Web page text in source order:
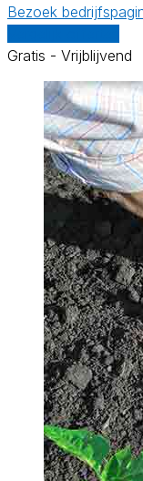
Bezoek
Gratis - Vrijblijvend